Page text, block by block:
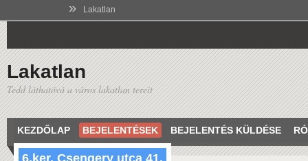
» Lakatlan
Lakatlan
Tedd láthatóvá a város lakatlan tereit
KEZDŐLAP BEJELENTÉSEK BEJELENTÉS KÜLDÉSE
6.ker. Csengery utca 41.